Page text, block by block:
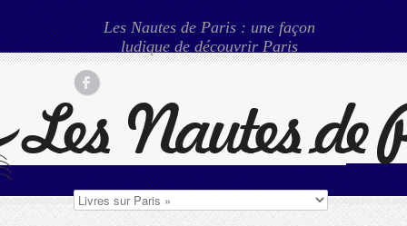
Les Nautes de Paris : une façon
ludique de découvrir Paris